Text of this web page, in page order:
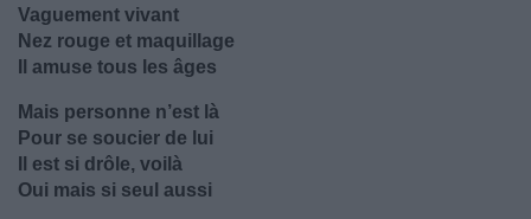
Vaguement vivant
Nez rouge et maquillage
Il amuse tous les âges
Mais personne n’est là
Pour se soucier de lui
Il est si drôle, voilà
Oui mais si seul aussi